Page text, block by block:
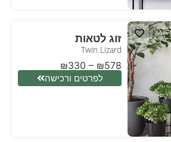
זוג לטאות
Twin Lizard
₪330 – ₪578
לפרטים ורכישה